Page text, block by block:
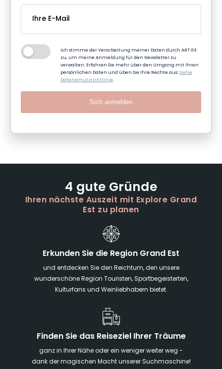
Ich stimme der Verarbeitung meiner Daten durch ART GE
zu, um meine Anmeldung für den Newsletter zu
verwalten. Erfahren Sie mehr über den Umgang mit Ihren
persönlichen Daten und üben Sie Ihre Rechte aus:Siehe
Datenschutzrichtlinie.
Sich anmelden
4 gute Gründe
Ihren nächste Auszeit mit Explore Grand
Est zu planen
Erkunden Sie die Region Grand Est
und entdecken Sie den Reichtum, den unsere
wunderschöne Region Touristen, Sportbegeisterten,
Kulturfans und Weinliebhabern bietet.
Finden Sie das Reiseziel Ihrer Träume
ganz in Ihrer Nähe oder ein weniger weiter weg -
dank der magischen Macht unserer Suchmaschine!